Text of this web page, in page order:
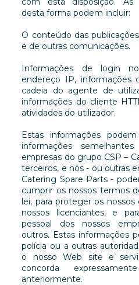
desta forma podem incluir:
O conteúdo das
e de outras comunicações.
Informações de login
endereço IP, informações
cadeia do agente de
informações do cliente
atividades do utilizador.
Estas informações
informações
empresas do grupo CSP –
terceiros, e nós - ou outras
Catering Spare Parts -
cumprir os nossos termos
lei, para proteger os nossos
nossos licenciantes, e
pessoal dos nossos
outros. Estas informações
polícia ou a outras
o nosso Web site e
concorda
anteriormente.